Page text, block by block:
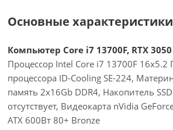
Основные
Компьютер Core i7 13700F, RTX 3050
Процессор Intel Core i7 13700F
процессора ID-Cooling SE-224,
память 2x16Gb DDR4, Накопитель
отсутствует, Видеокарта nVidia
ATX 600Вт 80+ Bronze